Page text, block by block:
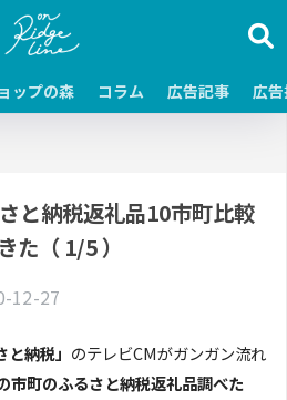
ップの森 コラム 広告記事 広
と納税返礼品10市町比較
た（ 1/5 ）
12-27
と納税」 のテレビCMがガンガン流れ
市町のふるさと納税返礼品調べた